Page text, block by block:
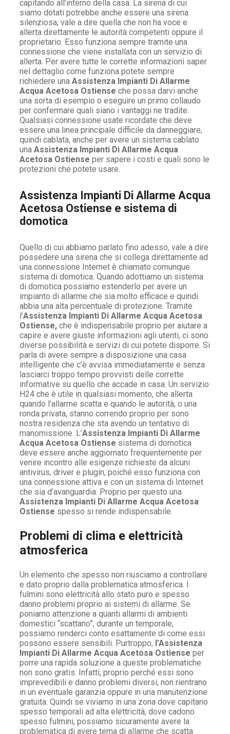
capitando all’interno della casa. La sirena di cui
siamo dotati potrebbe anche essere una sirena
silenziosa, vale a dire quella che non ha voce e
allerta direttamente le autorità competenti oppure il
proprietario. Esso funziona sempre tramite una
connessione che viene installata con un servizio di
allerta. Per avere tutte le corrette informazioni saper
nel dettaglio come funziona potete sempre
richiedere una Assistenza Impianti Di Allarme
Acqua Acetosa Ostiense che possa darvi anche
una sorta di esempio o eseguire un primo collaudo
per confermare quali siano i vantaggi ne tradite.
Qualsiasi connessione usate ricordate che deve
essere una linea principale difficile da danneggiare,
quindi cablata, anche per avere un sistema cablato
una Assistenza Impianti Di Allarme Acqua
Acetosa Ostiense per sapere i costi e quali sono le
protezioni che potete usare.
Assistenza Impianti Di Allarme Acqua
Acetosa Ostiense e sistema di
domotica
Quello di cui abbiamo parlato fino adesso, vale a dire
possedere una sirena che si collega direttamente ad
una connessione Internet è chiamato comunque
sistema di domotica. Quando adottiamo un sistema
di domotica possiamo estenderlo per avere un
impianto di allarme che sia molto efficace e quindi
abbia una alta percentuale di protezione. Tramite
l’Assistenza Impianti Di Allarme Acqua Acetosa
Ostiense, che è indispensabile proprio per aiutare a
capire e avere giuste informazioni agli utenti, ci sono
diverse possibilità e servizi di cui potete disporre. Si
parla di avere sempre a disposizione una casa
intelligente che c’è avvisa immediatamente e senza
lasciarci troppo tempo provvisti delle corrette
informative su quello che accade in casa. Un servizio
H24 che è utile in qualsiasi momento, che allerta
quando l’allarme scatta e quando le autorità, o una
ronda privata, stanno correndo proprio per sono
nostra residenza che sta avendo un tentativo di
manomissione. L’Assistenza Impianti Di Allarme
Acqua Acetosa Ostiense sistema di domotica
deve essere anche aggiornato frequentemente per
venire incontro alle esigenze richieste da alcuni
antivirus, driver e plugin, poiché esso funziona con
una connessione attiva e con un sistema di Internet
che sia d’avanguardia. Proprio per questo una
Assistenza Impianti Di Allarme Acqua Acetosa
Ostiense spesso si rende indispensabile.
Problemi di clima e elettricità
atmosferica
Un elemento che spesso non riusciamo a controllare
e dato proprio dalla problematica atmosferica. I
fulmini sono elettricità allo stato puro e spesso
danno problemi proprio ai sistemi di allarme. Se
poniamo attenzione a quanti allarmi di ambienti
domestici “scattano”, durante un temporale,
possiamo renderci conto esattamente di come essi
possono essere sensibili. Purtroppo, l’Assistenza
Impianti Di Allarme Acqua Acetosa Ostiense per
porre una rapida soluzione a queste problematiche
non sono gratis. Infatti, proprio perché essi sono
imprevedibili e danno problemi diversi, non rientrano
in un eventuale garanzia oppure in una manutenzione
gratuita. Quindi se viviamo in una zona dove capitano
spesso temporali ad alta elettricità, dove cadono
spesso fulmini, possiamo sicuramente avere la
problematica di avere tema di allarme che scatta